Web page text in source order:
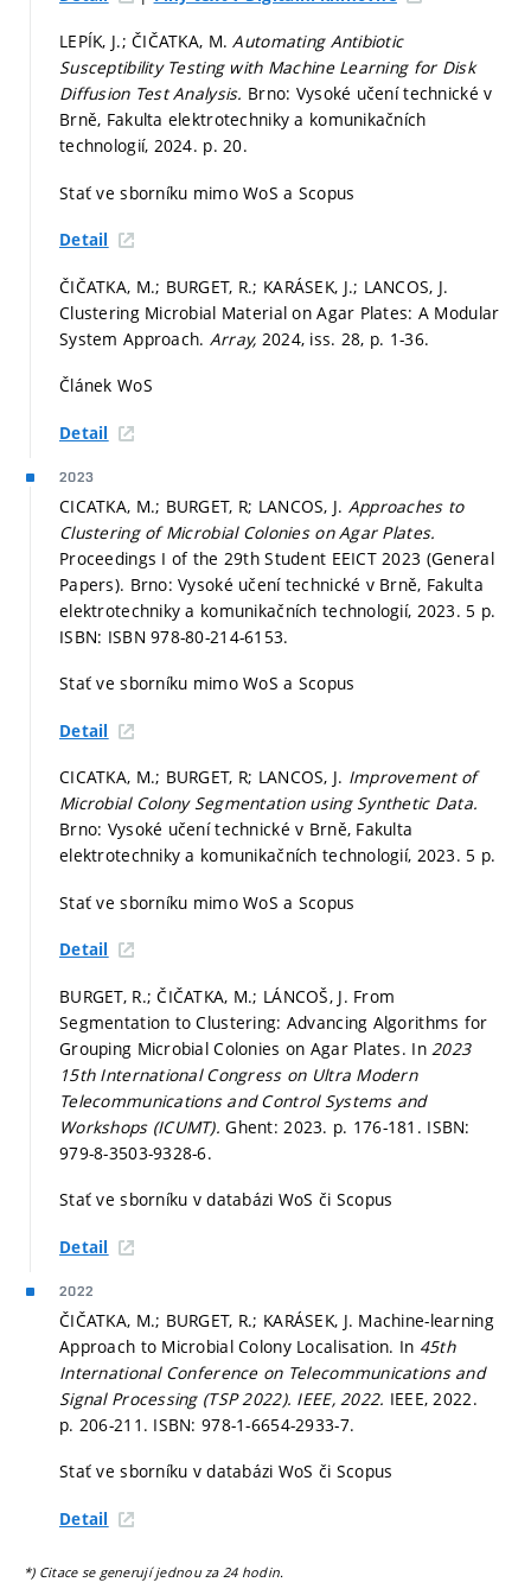
LEPÍK, J.; ČIČATKA, M.Automating Antibiotic
Susceptibility Testing with Machine Learning for Disk
Diffusion Test Analysis. Brno: Vysoké učení technické v
Brně, Fakulta elektrotechniky a komunikačních
technologií, 2024. p. 20.
Stať ve sborníku mimo WoS a Scopus
Detail
ČIČATKA, M.; BURGET, R.; KARÁSEK, J.; LANCOS, J.
Clustering Microbial Material on Agar Plates: A Modular
System Approach. Array, 2024, iss. 28, p. 1-36.
Článek WoS
Detail
2023
CICATKA, M.; BURGET, R; LANCOS, J. Approaches to
Clustering of Microbial Colonies on Agar Plates.
Proceedings I of the 29th Student EEICT 2023 (General
Papers). Brno: Vysoké učení technické v Brně, Fakulta
elektrotechniky a komunikačních technologií, 2023. 5 p.
ISBN: ISBN 978-80-214-6153.
Stať ve sborníku mimo WoS a Scopus
Detail
CICATKA, M.; BURGET, R; LANCOS, J. Improvement of
Microbial Colony Segmentation using Synthetic Data.
Brno: Vysoké učení technické v Brně, Fakulta
elektrotechniky a komunikačních technologií, 2023. 5 p.
Stať ve sborníku mimo WoS a Scopus
Detail
BURGET, R.; ČIČATKA, M.; LÁNCOŠ, J. From
Segmentation to Clustering: Advancing Algorithms for
Grouping Microbial Colonies on Agar Plates. In 2023
15th International Congress on Ultra Modern
Telecommunications and Control Systems and
Workshops (ICUMT).Ghent: 2023. p. 176-181. ISBN:
979-8-3503-9328-6.
Stať ve sborníku v databázi WoS či Scopus
Detail
2022
ČIČATKA, M.; BURGET, R.; KARÁSEK, J. Machine-learning
Approach to Microbial Colony Localisation. In 45th
International Conference on Telecommunications and
Signal Processing (TSP 2022). IEEE, 2022. IEEE, 2022.
p. 206-211. ISBN: 978-1-6654-2933-7.
Stať ve sborníku v databázi WoS či Scopus
Detail
*) Citace se generují jednou za 24 hodin.